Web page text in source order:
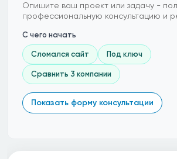
Опишите ваш проект или задачу -
профессиональную консультацию и
С чего начать
Сломался сайт Под ключ
Сравнить 3 компании
Показать форму консультации